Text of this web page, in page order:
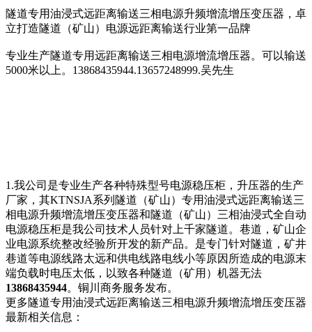
隧道专用油浸式远距离输送三相电源升频增流增压变压器，卓
立打造隧道（矿山）电源远距离输送行业第一品牌
专业生产隧道专用远距离输送三相电源增流增压器。可以输送
5000米以上。13868435944.13657248999.吴先生
1.我公司是专业生产各种特殊型号电源稳压柜，升压器的生产
厂家，其KTNSJA系列隧道（矿山）专用油浸式远距离输送三
相电源升频增流增压变压器和隧道（矿山）三相油浸式全自动
电源稳压柜是我公司技术人员针对上千家隧道。巷道，矿山企
业电源系统整改经验所开发的新产品。是专门针对隧道，矿井
巷道等电源线路太远和供电线路电线小等原因所造成的电源末
端负载时电压太低，以致各种隧道（矿用）机器无法
13868435944。铜川商务服务发布。
更多隧道专用油浸式远距离输送三相电源升频增流增压变压器
最新相关信息：